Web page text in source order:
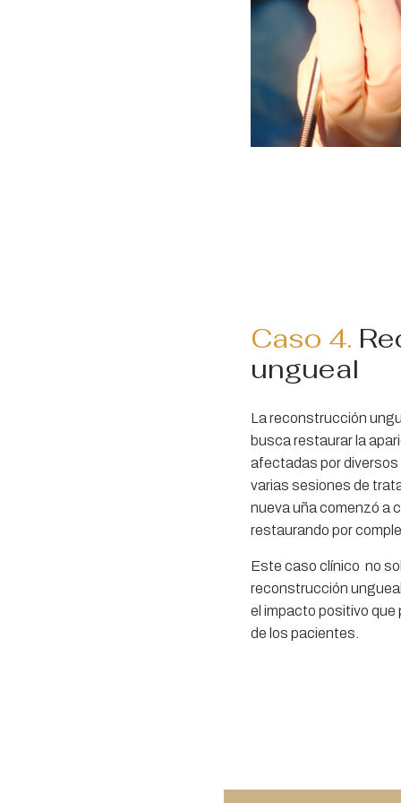
Caso 4.
ungueal
La reconstrucción
busca restaurar la
afectadas por
varias sesiones de
nueva uña comenzó a
restaurando por
Este caso clínico no
reconstrucción
el impacto positivo
de los pacientes.